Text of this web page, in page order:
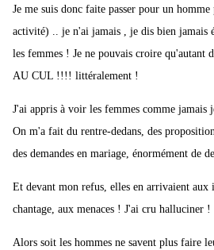
Je me suis donc faite passer pour un
activité) .. je n'ai jamais , je dis bien jamais
les femmes ! Je ne pouvais croire qu'autant
AU CUL !!!! littéralement !
J'ai appris à voir les femmes comme jamais
On m'a fait du rentre-dedans, des
des demandes en mariage, énormément de
Et devant mon refus, elles en arrivaient aux
chantage, aux menaces ! J'ai cru halluciner !
Alors soit les hommes ne savent plus faire